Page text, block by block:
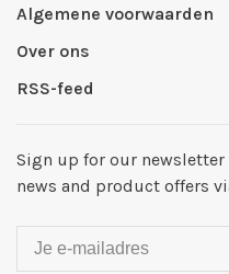
Algemene voorwaarden
Over ons
RSS-feed
Sign up for our
news and product offers